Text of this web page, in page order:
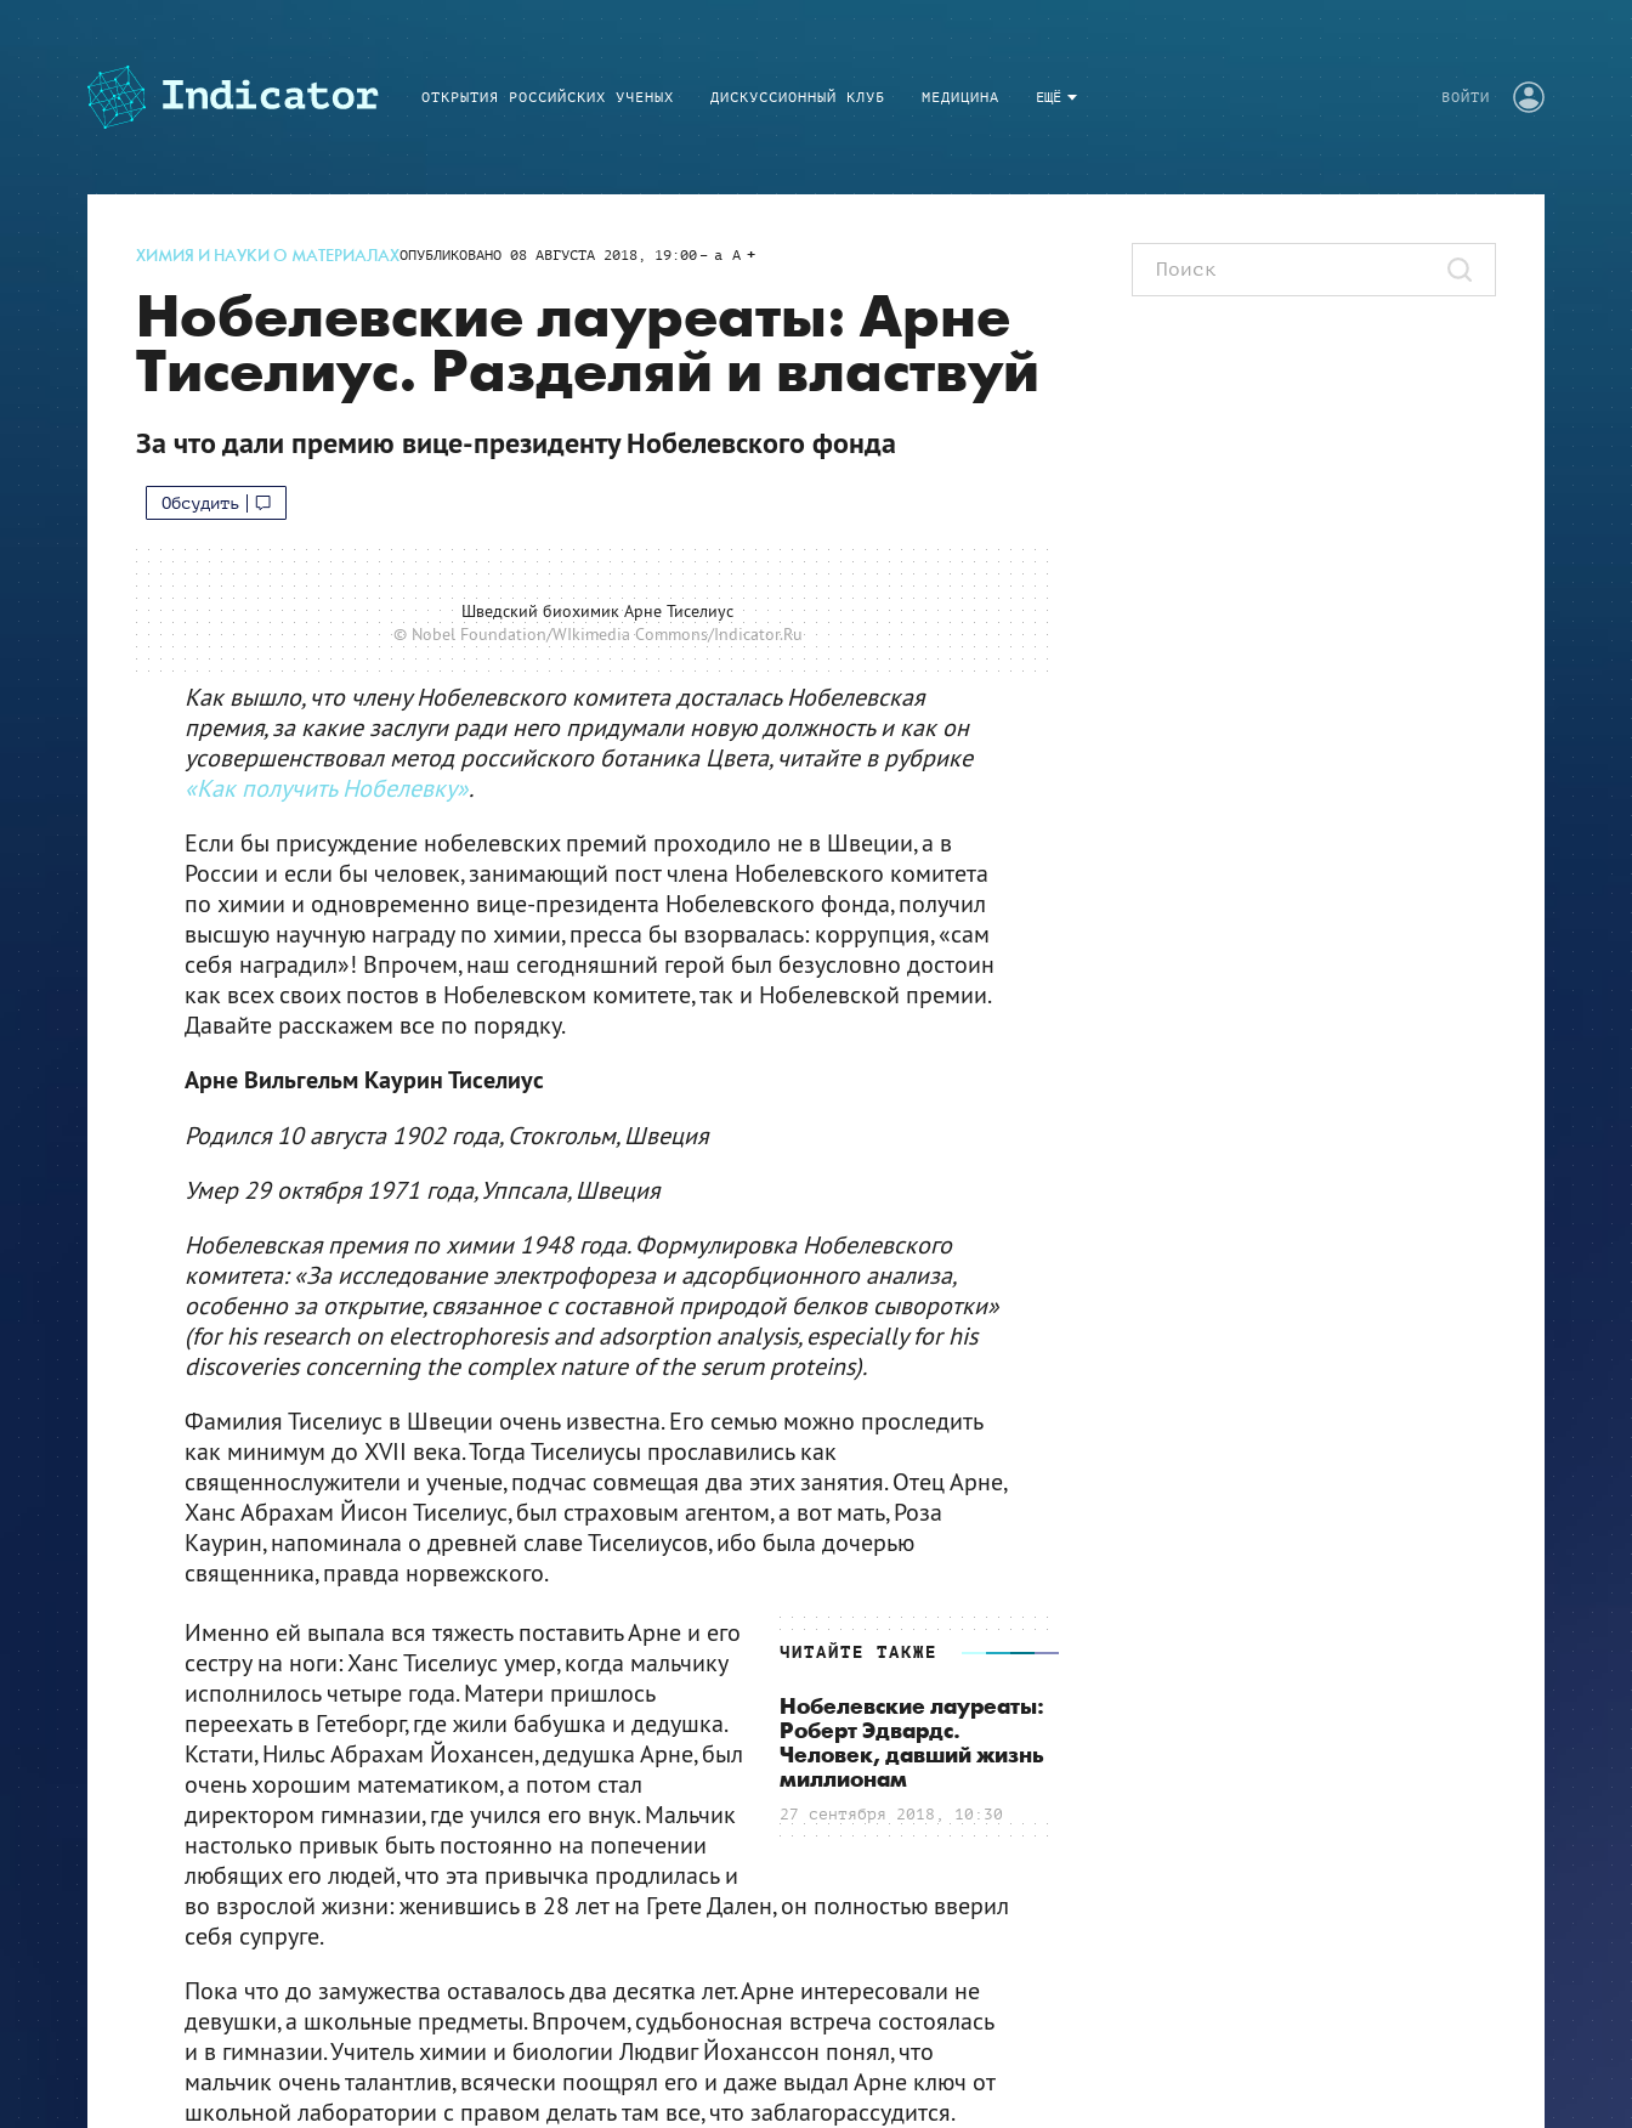
ЕЩЁ
ОТКРЫТИЯ РОССИЙСКИХ УЧЕНЫХ ДИСКУССИОННЫЙ КЛУБ МЕДИЦИНА ВОЙТИ
ХИМИЯ И НАУКИ О МАТЕРИАЛАХОПУБЛИКОВАНО 08 АВГУСТА 2018, 19:00 a A
Нобелевские лауреаты: Арне
Тиселиус. Разделяй и властвуй
За что дали премию вице-президенту Нобелевского фонда
Обсудить
Шведский биохимик Арне Тиселиус
© Nobel Foundation/WIkimedia Commons/Indicator.Ru
Как вышло, что члену Нобелевского комитета досталась Нобелевская
премия, за какие заслуги ради него придумали новую должность и как он
усовершенствовал метод российского ботаника Цвета, читайте в рубрике
«Как получить Нобелевку».
Если бы присуждение нобелевских премий проходило не в Швеции, а в
России и если бы человек, занимающий пост члена Нобелевского комитета
по химии и одновременно вице-президента Нобелевского фонда, получил
высшую научную награду по химии, пресса бы взорвалась: коррупция, «сам
себя наградил»! Впрочем, наш сегодняшний герой был безусловно достоин
как всех своих постов в Нобелевском комитете, так и Нобелевской премии.
Давайте расскажем все по порядку.
Арне Вильгельм Каурин Тиселиус
Родился 10 августа 1902 года, Стокгольм, Швеция
Умер 29 октября 1971 года, Уппсала, Швеция
Нобелевская премия по химии 1948 года. Формулировка Нобелевского
комитета: «За исследование электрофореза и адсорбционного анализа,
особенно за открытие, связанное с составной природой белков сыворотки»
(for his research on electrophoresis and adsorption analysis, especially for his
discoveries concerning the complex nature of the serum proteins).
Фамилия Тиселиус в Швеции очень известна. Его семью можно проследить
как минимум до XVII века. Тогда Тиселиусы прославились как
священнослужители и ученые, подчас совмещая два этих занятия. Отец Арне,
Ханс Абрахам Йисон Тиселиус, был страховым агентом, а вот мать, Роза
Каурин, напоминала о древней славе Тиселиусов, ибо была дочерью
священника, правда норвежского.
ЧИТАЙТЕ ТАКЖЕ
Нобелевские лауреаты:
Роберт Эдвардс.
Человек, давший жизнь
миллионам
27 сентября 2018, 10:30
Именно ей выпала вся тяжесть поставить Арне и его
сестру на ноги: Ханс Тиселиус умер, когда мальчику
исполнилось четыре года. Матери пришлось
переехать в Гетеборг, где жили бабушка и дедушка.
Кстати, Нильс Абрахам Йохансен, дедушка Арне, был
очень хорошим математиком, а потом стал
директором гимназии, где учился его внук. Мальчик
настолько привык быть постоянно на попечении
любящих его людей, что эта привычка продлилась и
во взрослой жизни: женившись в 28 лет на Грете Дален, он полностью вверил
себя супруге.
Пока что до замужества оставалось два десятка лет. Арне интересовали не
девушки, а школьные предметы. Впрочем, судьбоносная встреча состоялась
и в гимназии. Учитель химии и биологии Людвиг Йоханссон понял, что
мальчик очень талантлив, всячески поощрял его и даже выдал Арне ключ от
школьной лаборатории с правом делать там все, что заблагорассудится.